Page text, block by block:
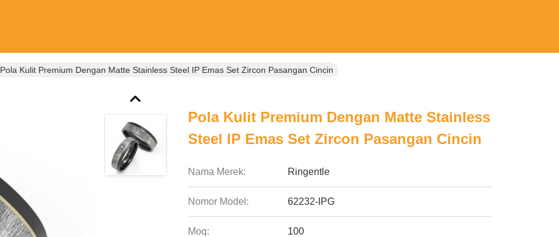
Pola Kulit Premium Dengan Matte Stainless Steel IP Emas Set Zircon Pasangan Cincin
Pola Kulit Premium Dengan Matte Stainless
Steel IP Emas Set Zircon Pasangan Cincin
Nama Merek: Ringentle
Nomor Model: 62232-IPG
Moq: 100